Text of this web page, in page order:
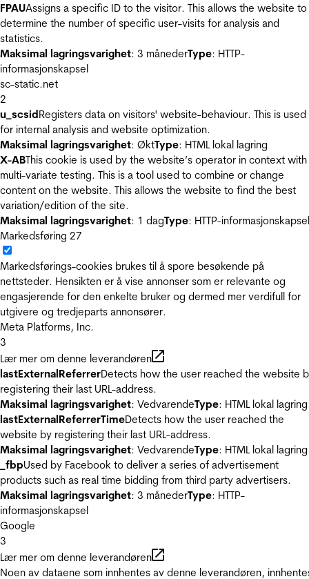
FPAUAssigns a specific ID to the visitor. This allows the website to
determine the number of specific user-visits for analysis and
statistics.
Maksimal lagringsvarighet: 3 månederType: HTTP-
informasjonskapsel
sc-static.net
2
u_scsidRegisters data on visitors' website-behaviour. This is used
for internal analysis and website optimization.
Maksimal lagringsvarighet: ØktType: HTML lokal lagring
X-ABThis cookie is used by the website’s operator in context with
multi-variate testing. This is a tool used to combine or change
content on the website. This allows the website to find the best
variation/edition of the site.
Maksimal lagringsvarighet: 1 dagType: HTTP-informasjonskapsel
Markedsføring 27
Markedsførings-cookies brukes til å spore besøkende på
nettsteder. Hensikten er å vise annonser som er relevante og
engasjerende for den enkelte bruker og dermed mer verdifull for
utgivere og tredjeparts annonsører.
Meta Platforms, Inc.
3
Lær mer om denne leverandøren
lastExternalReferrerDetects how the user reached the website
registering their last URL-address.
Maksimal lagringsvarighet: VedvarendeType: HTML lokal lagring
lastExternalReferrerTimeDetects how the user reached the
website by registering their last URL-address.
Maksimal lagringsvarighet: VedvarendeType: HTML lokal lagring
_fbpUsed by Facebook to deliver a series of advertisement
products such as real time bidding from third party advertisers.
Maksimal lagringsvarighet: 3 månederType: HTTP-
informasjonskapsel
Google
3
Lær mer om denne leverandøren
Noen av dataene som innhentes av denne leverandøren,